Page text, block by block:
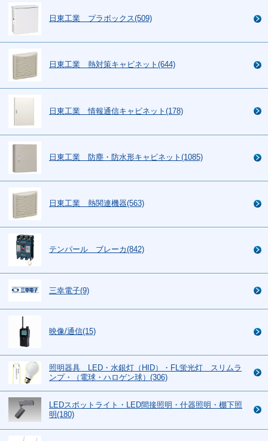
日東工業 プラボックス(509)
日東工業 熱対策キャビネット(644)
日東工業 情報通信キャビネット(178)
日東工業 防塵・防水形キャビネット(1085)
日東工業 熱関連機器(563)
テンパール ブレーカ(842)
三幸電子(9)
映像/通信(15)
照明器具 LED・水銀灯（HID）・FL蛍光灯 スリムラ
ンプ・（電球・ハロゲン球）(306)
LEDスポットライト・LED間接照明・什器照明・棚下照
明(180)